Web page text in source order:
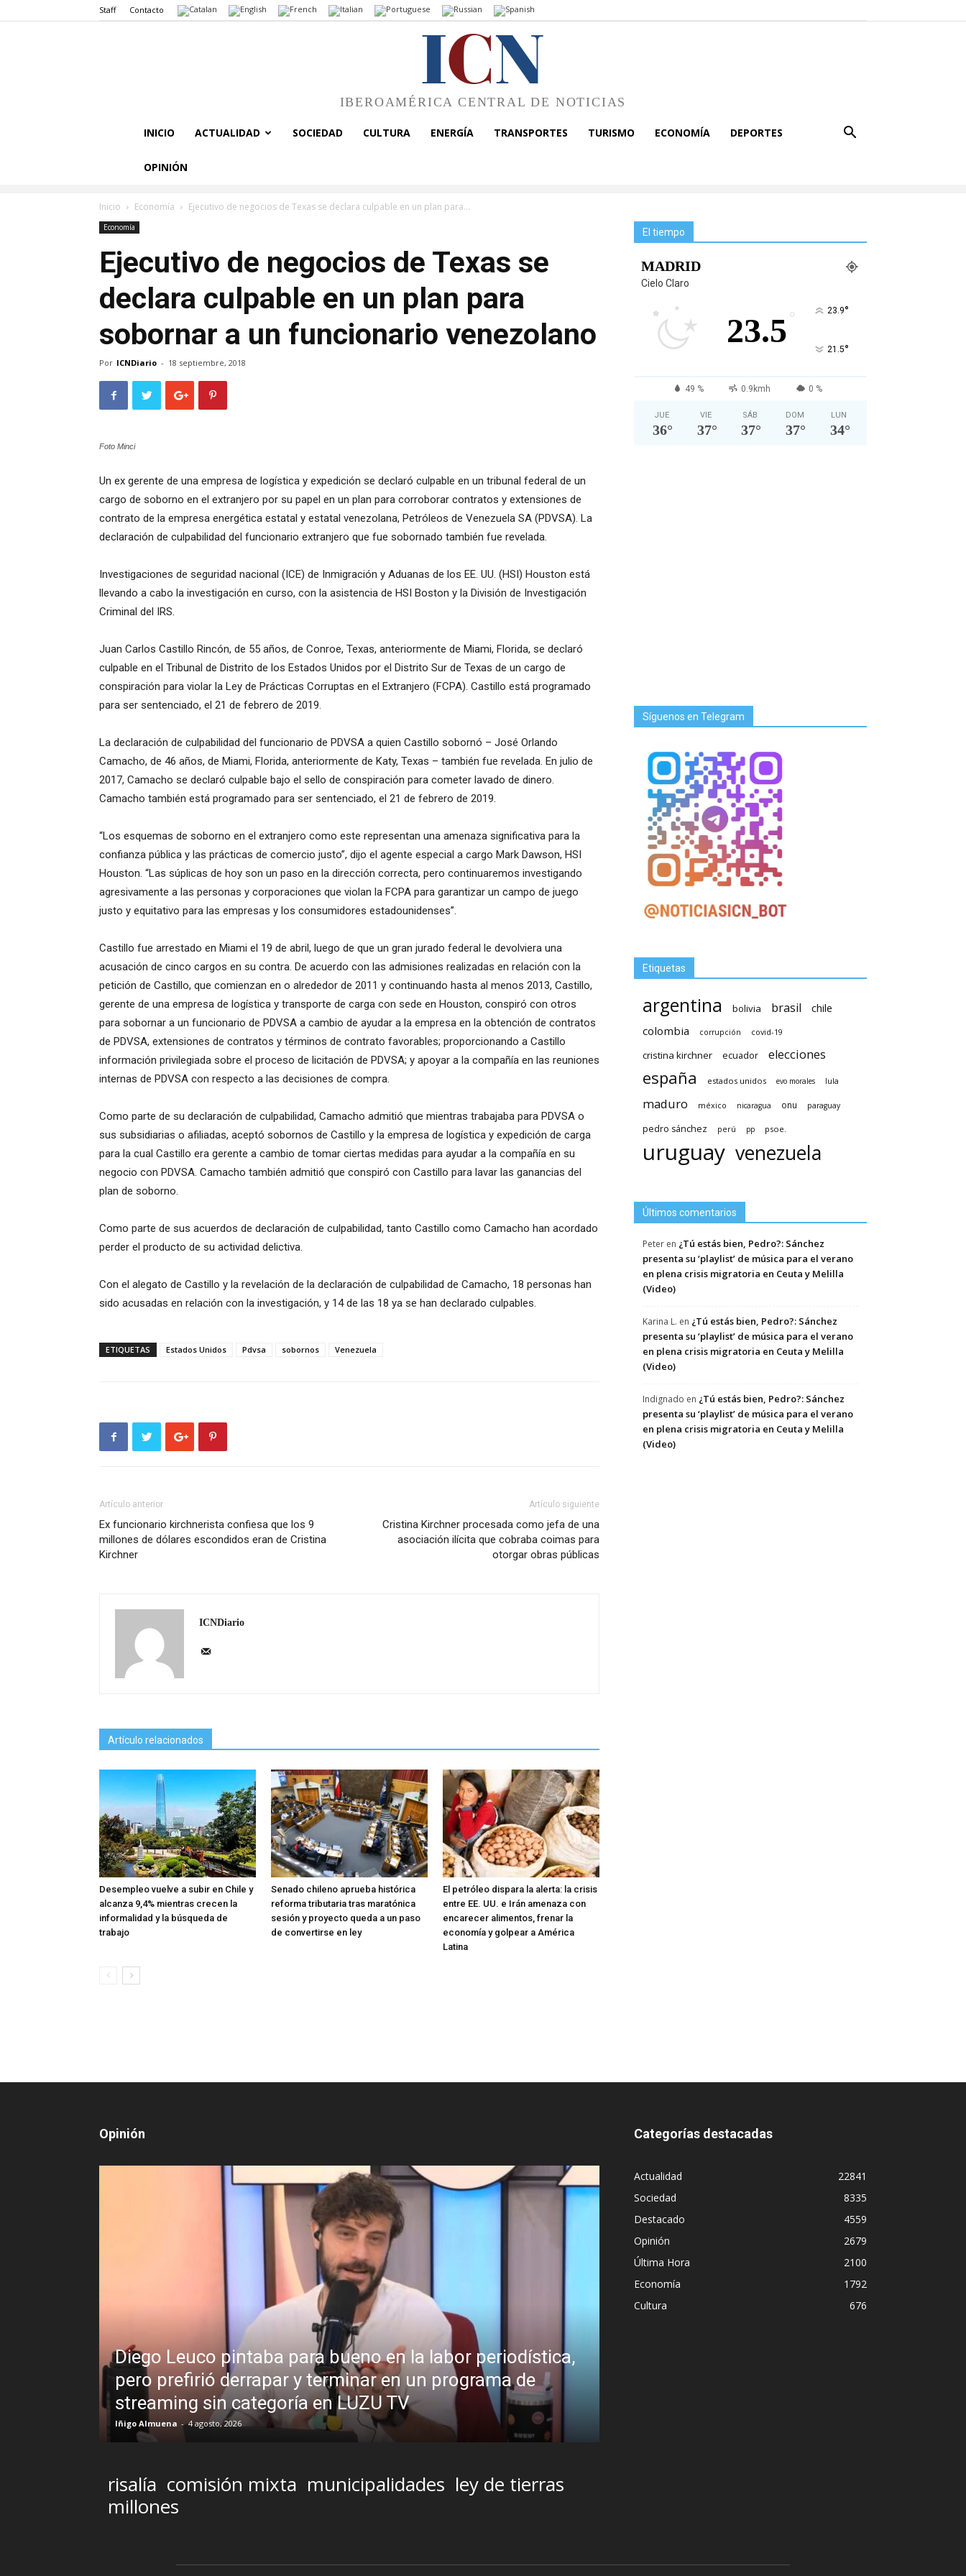
Staff Contacto
ICN
IBEROAMÉRICA CENTRAL DE NOTICIAS
INICIO ACTUALIDAD SOCIEDAD CULTURA ENERGÍA TRANSPORTES TURISMO ECONOMÍA DEPORTES
OPINIÓN
Inicio Economía Ejecutivo de negocios de Texas se declara culpable en un plan para...
Economía
Ejecutivo de negocios de Texas se
declara culpable en un plan para
sobornar a un funcionario venezolano
Por ICNDiario - 18 septiembre, 2018
Foto Minci
Un ex gerente de una empresa de logística y expedición se declaró culpable en un tribunal federal de un
cargo de soborno en el extranjero por su papel en un plan para corroborar contratos y extensiones de
contrato de la empresa energética estatal y estatal venezolana, Petróleos de Venezuela SA (PDVSA). La
declaración de culpabilidad del funcionario extranjero que fue sobornado también fue revelada.
Investigaciones de seguridad nacional (ICE) de Inmigración y Aduanas de los EE. UU. (HSI) Houston está
llevando a cabo la investigación en curso, con la asistencia de HSI Boston y la División de Investigación
Criminal del IRS.
Juan Carlos Castillo Rincón, de 55 años, de Conroe, Texas, anteriormente de Miami, Florida, se declaró
culpable en el Tribunal de Distrito de los Estados Unidos por el Distrito Sur de Texas de un cargo de
conspiración para violar la Ley de Prácticas Corruptas en el Extranjero (FCPA). Castillo está programado
para ser sentenciado, el 21 de febrero de 2019.
La declaración de culpabilidad del funcionario de PDVSA a quien Castillo sobornó – José Orlando
Camacho, de 46 años, de Miami, Florida, anteriormente de Katy, Texas – también fue revelada. En julio de
2017, Camacho se declaró culpable bajo el sello de conspiración para cometer lavado de dinero.
Camacho también está programado para ser sentenciado, el 21 de febrero de 2019.
“Los esquemas de soborno en el extranjero como este representan una amenaza significativa para la
confianza pública y las prácticas de comercio justo”, dijo el agente especial a cargo Mark Dawson, HSI
Houston. “Las súplicas de hoy son un paso en la dirección correcta, pero continuaremos investigando
agresivamente a las personas y corporaciones que violan la FCPA para garantizar un campo de juego
justo y equitativo para las empresas y los consumidores estadounidenses”.
Castillo fue arrestado en Miami el 19 de abril, luego de que un gran jurado federal le devolviera una
acusación de cinco cargos en su contra. De acuerdo con las admisiones realizadas en relación con la
petición de Castillo, que comienzan en o alrededor de 2011 y continuando hasta al menos 2013, Castillo,
gerente de una empresa de logística y transporte de carga con sede en Houston, conspiró con otros
para sobornar a un funcionario de PDVSA a cambio de ayudar a la empresa en la obtención de contratos
de PDVSA, extensiones de contratos y términos de contrato favorables; proporcionando a Castillo
información privilegiada sobre el proceso de licitación de PDVSA; y apoyar a la compañía en las reuniones
internas de PDVSA con respecto a las decisiones de compra.
Como parte de su declaración de culpabilidad, Camacho admitió que mientras trabajaba para PDVSA o
sus subsidiarias o afiliadas, aceptó sobornos de Castillo y la empresa de logística y expedición de carga
para la cual Castillo era gerente a cambio de tomar ciertas medidas para ayudar a la compañía en su
negocio con PDVSA. Camacho también admitió que conspiró con Castillo para lavar las ganancias del
plan de soborno.
Como parte de sus acuerdos de declaración de culpabilidad, tanto Castillo como Camacho han acordado
perder el producto de su actividad delictiva.
Con el alegato de Castillo y la revelación de la declaración de culpabilidad de Camacho, 18 personas han
sido acusadas en relación con la investigación, y 14 de las 18 ya se han declarado culpables.
ETIQUETAS Estados Unidos Pdvsa sobornos Venezuela
Artículo anterior
Ex funcionario kirchnerista confiesa que los 9
millones de dólares escondidos eran de Cristina
Kirchner
Artículo siguiente
Cristina Kirchner procesada como jefa de una
asociación ilícita que cobraba coimas para
otorgar obras públicas
ICNDiario
Artículo relacionados
Desempleo vuelve a subir en Chile y
alcanza 9,4% mientras crecen la
informalidad y la búsqueda de
trabajo
Senado chileno aprueba histórica
reforma tributaria tras maratónica
sesión y proyecto queda a un paso
de convertirse en ley
El petróleo dispara la alerta: la crisis
entre EE. UU. e Irán amenaza con
encarecer alimentos, frenar la
economía y golpear a América
Latina
El tiempo
MADRID
Cielo Claro
23.5 ° 23.9°
21.5°
49 % 0.9kmh 0 %
JUE
36°
VIE
37°
SÁB
37°
DOM
37°
LUN
34°
Síguenos en Telegram
Etiquetas
argentina bolivia brasil
chile
colombia
corrupción covid-19
cristina kirchner ecuador elecciones
españa estados unidos evo morales lula
maduro méxico nicaragua onu paraguay
pedro sánchez perú pp psoe.
uruguay venezuela
Últimos comentarios
Peter en ¿Tú estás bien, Pedro?: Sánchez
presenta su ‘playlist’ de música para el verano
en plena crisis migratoria en Ceuta y Melilla
(Video)
Karina L. en ¿Tú estás bien, Pedro?: Sánchez
presenta su ‘playlist’ de música para el verano
en plena crisis migratoria en Ceuta y Melilla
(Video)
Indignado en ¿Tú estás bien, Pedro?: Sánchez
presenta su ‘playlist’ de música para el verano
en plena crisis migratoria en Ceuta y Melilla
(Video)
Opinión
labor periodística,
programa de
¿Padece Pedro Sánchez el “Síndrome de Hubris”?
Analistas debaten sobre el estilo de liderazgo del
presidente
R.C. Gómez 2 agosto, 2026
risalía comisión mixta municipalidades ley de tierras
millones
Categorías destacadas
Actualidad
22841
Sociedad
8335
Destacado
4559
Opinión
2679
Última Hora
2100
Economía
1792
Cultura
676